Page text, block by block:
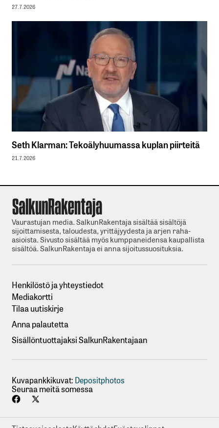
27.7.2026
Seth Klarman: Tekoälyhuumassa kuplan piirteitä
21.7.2026
Vaurastujan media. SalkunRakentaja sisältää sisältöjä
sijoittamisesta, taloudesta, yrittäjyydesta ja arjen raha-
asioista. Sivusto sisältää myös kumppaneidensa kaupallista
sisältöä. SalkunRakentaja ei anna sijoitussuosituksia.
Henkilöstö ja yhteystiedot
Mediakortti
Tilaa uutiskirje
Anna palautetta
Sisällöntuottajaksi SalkunRakentajaan
Kuvapankkikuvat: Depositphotos
Seuraa meitä somessa